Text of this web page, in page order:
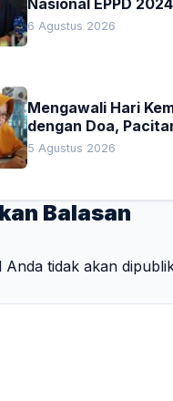
Besar di Jatim
6 Agustus 2026
Mengawali Hari
dengan Doa,
Hati untuk Indonesia
5 Agustus 2026
Balasan
Anda tidak akan